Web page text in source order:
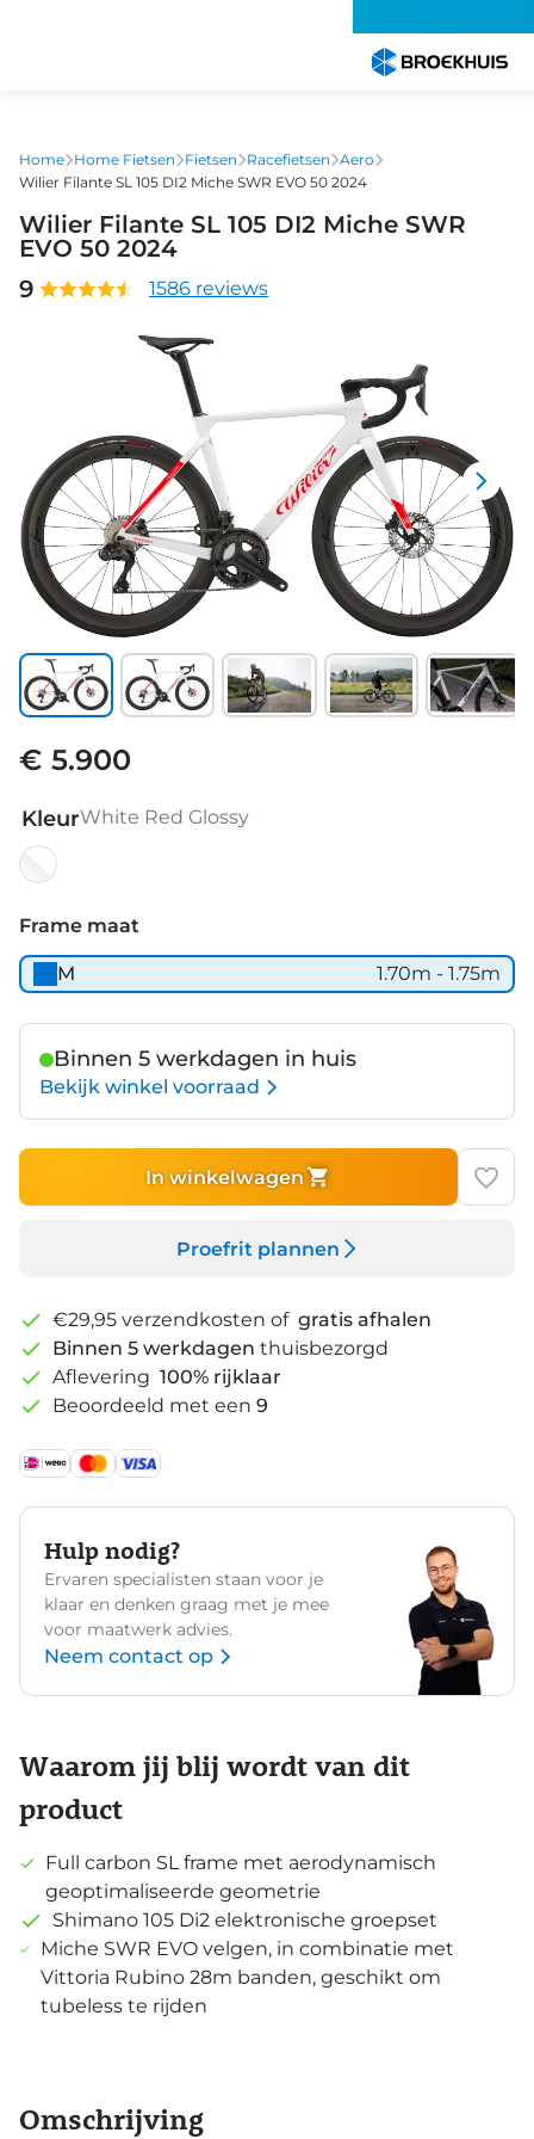
gaan
Home Home Fietsen Fietsen Racefietsen Aero
Wilier Filante SL 105 DI2 Miche SWR EVO 50 2024
Wilier Filante SL 105 DI2 Miche SWR
EVO 50 2024
9
1586 reviews
€ 5.900
KleurWhite Red Glossy
Red
Glossy
Frame maat
M 1.70m - 1.75m
Binnen 5 werkdagen in huis
Bekijk winkel voorraad
In winkelwagen
Proefrit plannen
€29,95 verzendkosten of gratis afhalen
Binnen 5 werkdagen thuisbezorgd
Aflevering 100% rijklaar
Beoordeeld met een 9
Hulp nodig?
Ervaren specialisten staan voor je
klaar en denken graag met je mee
voor maatwerk advies.
Neem contact op
Waarom jij blij wordt van dit
product
Full carbon SL frame met aerodynamisch
geoptimaliseerde geometrie
Shimano 105 Di2 elektronische groepset
Miche SWR EVO velgen, in combinatie met
Vittoria Rubino 28m banden, geschikt om
tubeless te rijden
Omschrijving